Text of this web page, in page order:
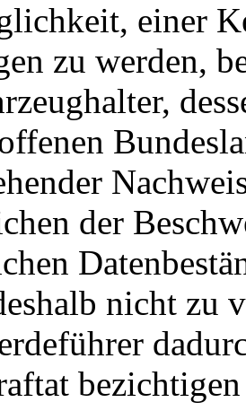
einer
zu werden,
der
nicht zu